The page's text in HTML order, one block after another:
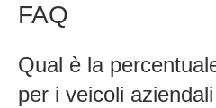
FAQ
Qual è la
per i veicoli